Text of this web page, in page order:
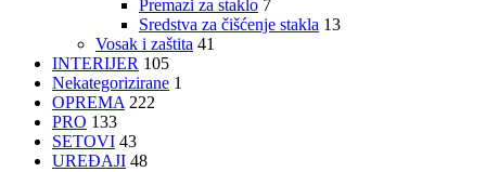
Premazi za staklo 7
Sredstva za čišćenje stakla 13
Vosak i zaštita 41
INTERIJER 105
Nekategorizirane 1
OPREMA 222
PRO 133
SETOVI 43
UREĐAJI 48